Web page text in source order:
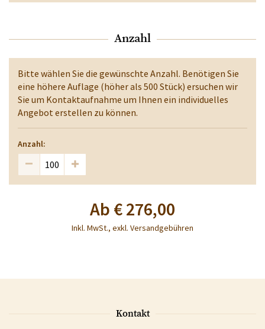
Anzahl
Bitte wählen Sie die gewünschte Anzahl. Benötigen Sie
eine höhere Auflage (höher als 500 Stück) ersuchen wir
Sie um Kontaktaufnahme um Ihnen ein individuelles
Angebot erstellen zu können.
Anzahl:
Ab € 276,00
Inkl. MwSt., exkl. Versandgebühren
Kontakt